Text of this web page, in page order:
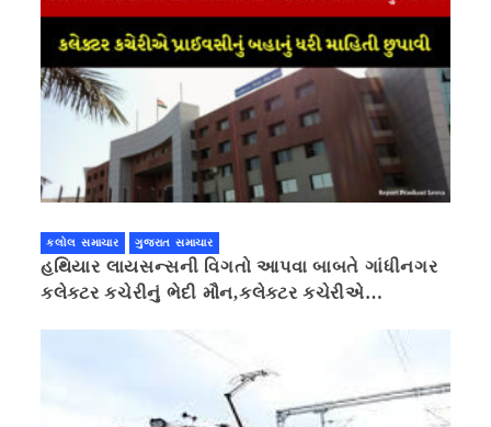
કલોલ સમાચાર ગુજરાત સમાચાર
હથિયાર લાયસન્સની વિગતો આપવા બાબતે ગાંધીનગર
કલેક્ટર કચેરીનું ભેદી મૌન,કલેક્ટર કચેરીએ